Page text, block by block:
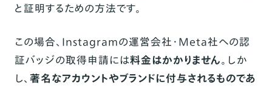
と証明するための方法です。
この場合、Instagramの運営会社・Meta社への認
証バッジの取得申請には料金はかかりません。しか
し、 著名なアカウントやブランドに付与されるものであ